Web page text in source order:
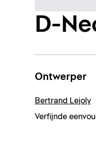
D-
Ontwerper
Bertrand Lejoly
Verfijnde